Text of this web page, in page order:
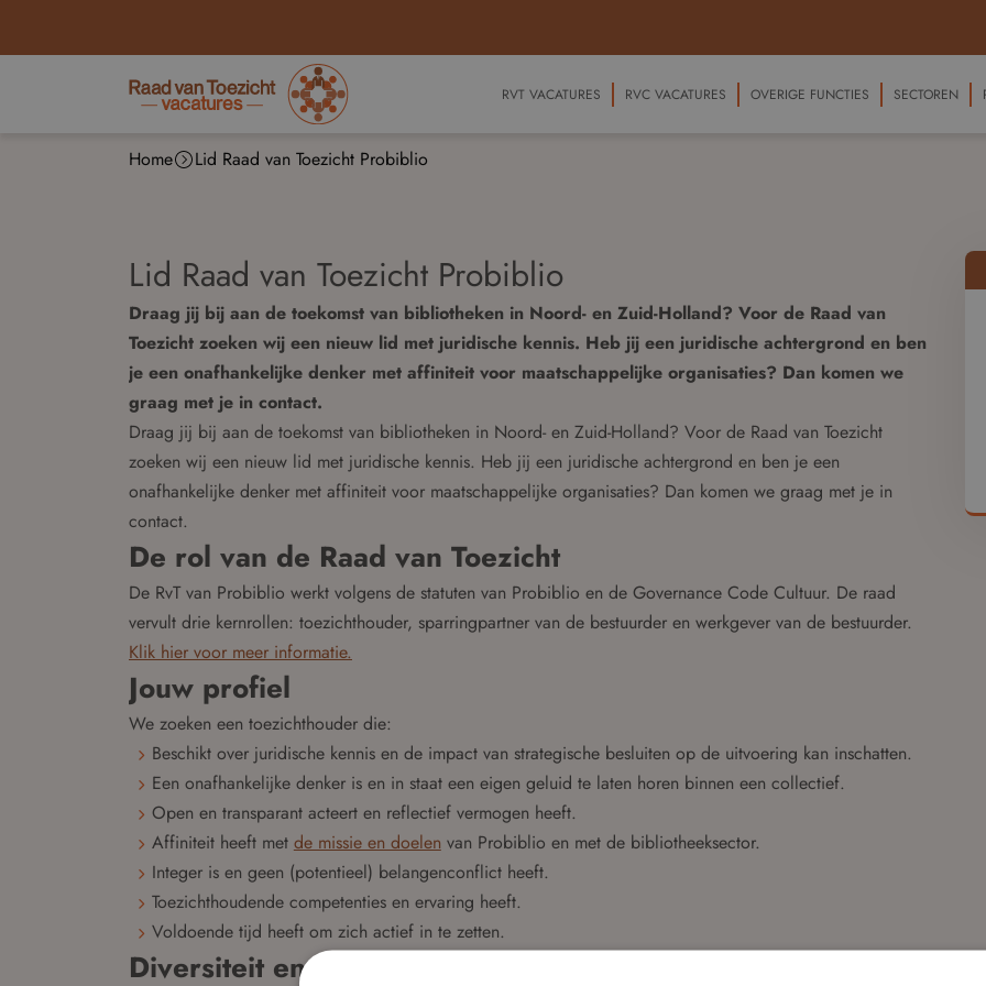
RVT VACATURES RVC VACATURES OVERIGE FUNCTIES SECTOREN
Home Lid Raad van Toezicht Probiblio
Lid Raad van Toezicht Probiblio
Draag jij bij aan de toekomst van bibliotheken in Noord- en Zuid-Holland? Voor de Raad van
Toezicht zoeken wij een nieuw lid met juridische kennis. Heb jij een juridische achtergrond en ben
je een onafhankelijke denker met affiniteit voor maatschappelijke organisaties? Dan komen we
graag met je in contact.
Draag jij bij aan de toekomst van bibliotheken in Noord- en Zuid-Holland? Voor de Raad van Toezicht
zoeken wij een nieuw lid met juridische kennis. Heb jij een juridische achtergrond en ben je een
onafhankelijke denker met affiniteit voor maatschappelijke organisaties? Dan komen we graag met je in
contact.
De rol van de Raad van Toezicht
De RvT van Probiblio werkt volgens de statuten van Probiblio en de Governance Code Cultuur. De raad
vervult drie kernrollen: toezichthouder, sparringpartner van de bestuurder en werkgever van de bestuurder.
Klik hier voor meer informatie.
Jouw profiel
We zoeken een toezichthouder die:
Beschikt over juridische kennis en de impact van strategische besluiten op de uitvoering kan inschatten.
Een onafhankelijke denker is en in staat een eigen geluid te laten horen binnen een collectief.
Open en transparant acteert en reflectief vermogen heeft.
Affiniteit heeft met de missie en doelen van Probiblio en met de bibliotheeksector.
Integer is en geen (potentieel) belangenconflict heeft.
Toezichthoudende competenties en ervaring heeft.
Voldoende tijd heeft om zich actief in te zetten.
Diversiteit en samenwerking